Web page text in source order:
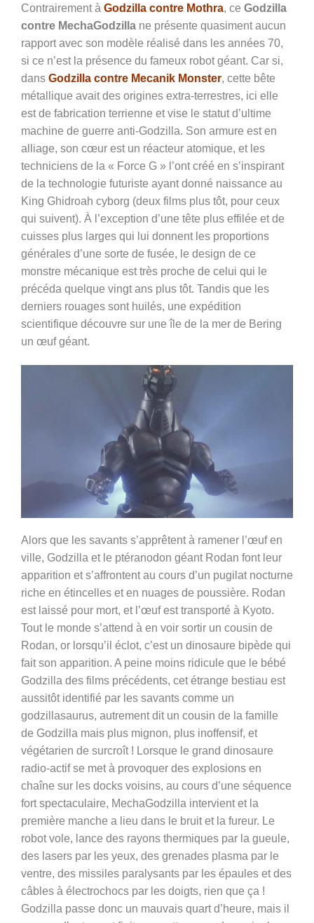
Contrairement à Godzilla contre Mothra, ce Godzilla
contre MechaGodzilla ne présente quasiment aucun
rapport avec son modèle réalisé dans les années 70,
si ce n’est la présence du fameux robot géant. Car si,
dans Godzilla contre Mecanik Monster, cette bête
métallique avait des origines extra-terrestres, ici elle
est de fabrication terrienne et vise le statut d’ultime
machine de guerre anti-Godzilla. Son armure est en
alliage, son cœur est un réacteur atomique, et les
techniciens de la « Force G » l’ont créé en s’inspirant
de la technologie futuriste ayant donné naissance au
King Ghidroah cyborg (deux films plus tôt, pour ceux
qui suivent). À l’exception d’une tête plus effilée et de
cuisses plus larges qui lui donnent les proportions
générales d’une sorte de fusée, le design de ce
monstre mécanique est très proche de celui qui le
précéda quelque vingt ans plus tôt. Tandis que les
derniers rouages sont huilés, une expédition
scientifique découvre sur une île de la mer de Bering
un œuf géant.
Alors que les savants s’apprêtent à ramener l’œuf en
ville, Godzilla et le ptéranodon géant Rodan font leur
apparition et s’affrontent au cours d’un pugilat nocturne
riche en étincelles et en nuages de poussière. Rodan
est laissé pour mort, et l’œuf est transporté à Kyoto.
Tout le monde s’attend à en voir sortir un cousin de
Rodan, or lorsqu’il éclot, c’est un dinosaure bipède qui
fait son apparition. A peine moins ridicule que le bébé
Godzilla des films précédents, cet étrange bestiau est
aussitôt identifié par les savants comme un
godzillasaurus, autrement dit un cousin de la famille
de Godzilla mais plus mignon, plus inoffensif, et
végétarien de surcroît ! Lorsque le grand dinosaure
radio-actif se met à provoquer des explosions en
chaîne sur les docks voisins, au cours d’une séquence
fort spectaculaire, MechaGodzilla intervient et la
première manche a lieu dans le bruit et la fureur. Le
robot vole, lance des rayons thermiques par la gueule,
des lasers par les yeux, des grenades plasma par le
ventre, des missiles paralysants par les épaules et des
câbles à électrochocs par les doigts, rien que ça !
Godzilla passe donc un mauvais quart d’heure, mais il